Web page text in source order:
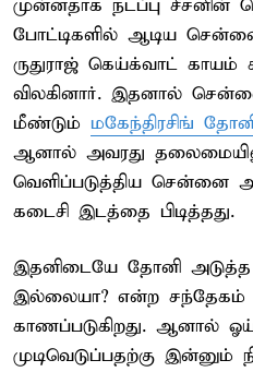
முன்னதாக நடப்பு சீசனின்
போட்டிகளில் ஆடிய
ருதுராஜ் கெய்க்வாட் காயம்
விலகினார். இதனால்
மீண்டும் மகேந்திரசிங்
ஆனால் அவரது
வெளிப்படுத்திய சென்னை
கடைசி இடத்தை பிடித்தது.
இதனிடையே தோனி அடுத்த
இல்லையா? என்ற சந்தேகம்
காணப்படுகிறது. ஆனால்
முடிவெடுப்பதற்கு